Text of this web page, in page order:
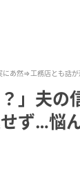
にあ然⇒工務店とも話
」夫
ず…悩